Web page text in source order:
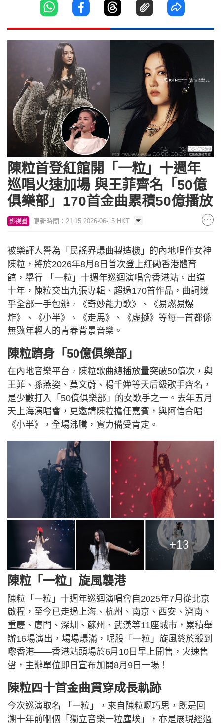
陳粒首登紅館開「一粒」十週年
巡唱火速加場 與王菲齊名「50億
俱樂部」170首金曲累積50億播放
影視圈 更新時間：21:15 2026-06-15 HKT
被樂評人譽為「民謠界爆曲製造機」的內地唱作女神
陳粒，將於2026年8月8日首次登上紅磡香港體育
館，舉行 「一粒」十週年巡迴演唱會香港站。出道
十年，陳粒交出九張專輯、超過170首作品，曲詞幾
乎全部一手包辦，《奇妙能力歌》、《易燃易爆
炸》、《小半》、《走馬》、《虛擬》等每一首都係
無數年輕人的青春背景音樂。
陳粒躋身「50億俱樂部」
在內地音樂平台，陳粒歌曲總播放量突破50億次，與
王菲、孫燕姿、莫文蔚、楊千嬅等天后級歌手齊名，
是少數打入「50億俱樂部」的女歌手之一。去年五月
天上海演唱會，更邀請陳粒擔任嘉賓，與阿信合唱
《小半》，全場沸騰，實力備受肯定。
+13
陳粒「一粒」旋風襲港
陳粒「一粒」十週年巡迴演唱會自2025年7月從北京
啟程，至今已走過上海、杭州、南京、西安、濟南、
重慶、廈門、深圳、蘇州、武漢等11座城市，累積舉
辦16場演出，場場爆滿，呢股「一粒」旋風終於殺到
嚟香港——香港站頭場於6月10日早上開售，火速售
罄，主辦單位即日宣布加開8月9日一場！
陳粒四十首金曲貫穿成長軌跡
今次巡演取名 「一粒」，來自陳粒嘅巧思，既是回
溯十年前嗰個「獨立音樂一粒塵埃」，亦是展現經過